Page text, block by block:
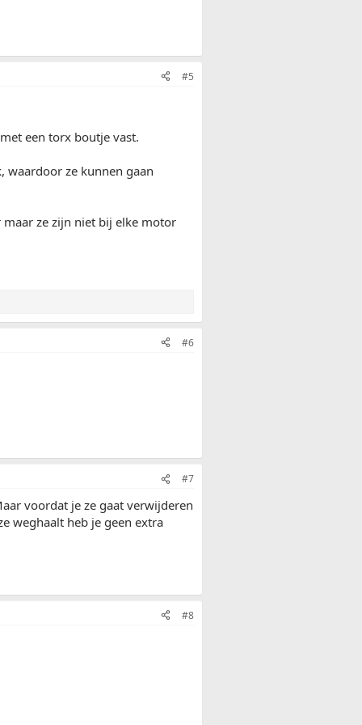
#5
een torx boutje vast.
waardoor ze kunnen gaan
ze zijn niet bij elke motor
#6
#7
voordat je ze gaat verwijderen
weghaalt heb je geen extra
#8